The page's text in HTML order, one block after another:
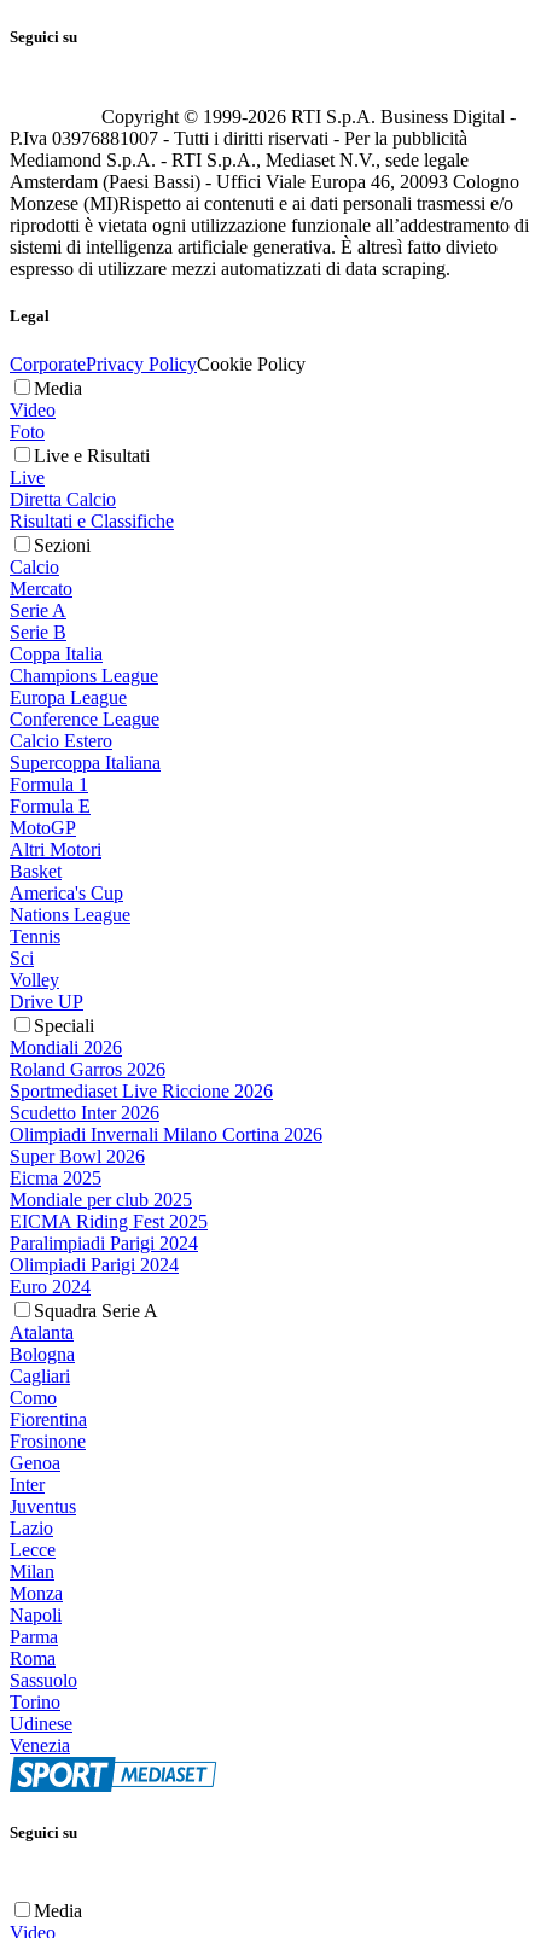
Seguici su
Copyright © 1999-2026 RTI S.p.A. Business Digital -
P.Iva 03976881007 - Tutti i diritti riservati - Per la pubblicità
Mediamond S.p.A. - RTI S.p.A., Mediaset N.V., sede legale
Amsterdam (Paesi Bassi) - Uffici Viale Europa 46, 20093 Cologno
Monzese (MI)Rispetto ai contenuti e ai dati personali trasmessi e/o
riprodotti è vietata ogni utilizzazione funzionale all’addestramento di
sistemi di intelligenza artificiale generativa. È altresì fatto divieto
espresso di utilizzare mezzi automatizzati di data scraping.
Legal
CorporatePrivacy PolicyCookie Policy
Media
Video
Foto
Live e Risultati
Live
Diretta Calcio
Risultati e Classifiche
Sezioni
Calcio
Mercato
Serie A
Serie B
Coppa Italia
Champions League
Europa League
Conference League
Calcio Estero
Supercoppa Italiana
Formula 1
Formula E
MotoGP
Altri Motori
Basket
America's Cup
Nations League
Tennis
Sci
Volley
Drive UP
Speciali
Mondiali 2026
Roland Garros 2026
Sportmediaset Live Riccione 2026
Scudetto Inter 2026
Olimpiadi Invernali Milano Cortina 2026
Super Bowl 2026
Eicma 2025
Mondiale per club 2025
EICMA Riding Fest 2025
Paralimpiadi Parigi 2024
Olimpiadi Parigi 2024
Euro 2024
Squadra Serie A
Atalanta
Bologna
Cagliari
Como
Fiorentina
Frosinone
Genoa
Inter
Juventus
Lazio
Lecce
Milan
Monza
Napoli
Parma
Roma
Sassuolo
Torino
Udinese
Venezia
Seguici su
Media
Video